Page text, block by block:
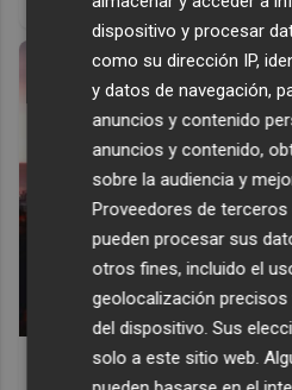
Top 2026: destinos clave
dispositivo y procesar
como su dirección IP,
y datos de navegación,
anuncios y contenido
anuncios y contenido,
sobre la audiencia y
Proveedores de terceros
pueden procesar sus
otros fines, incluido el
geolocalización
del dispositivo. Sus
solo a este sitio web.